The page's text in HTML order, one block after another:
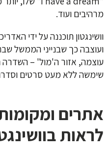
מרהיבים ועוד.
וושינגטון תוכננה על ידי
ועוצבה כך שבנייני הממשל
שימשה ללא מעט סרטים
אתרים
לראות